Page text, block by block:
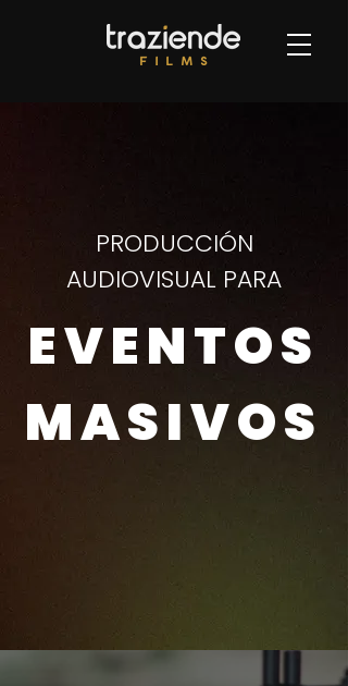
PRODUCCIÓN
AUDIOVISUAL PARA
EVENTOS
MASIVOS